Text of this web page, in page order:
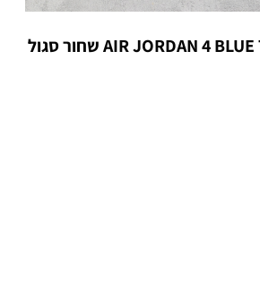
AIR JORDAN 4 BLUE THUNDER שחור סגול